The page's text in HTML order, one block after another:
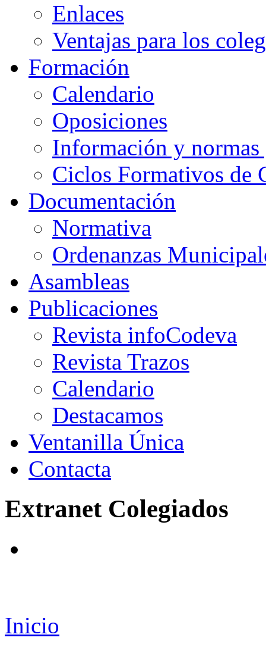
Enlaces
Ventajas para los
Formación
Calendario
Oposiciones
Información y normas
Ciclos Formativos de
Documentación
Normativa
Ordenanzas
Asambleas
Publicaciones
Revista infoCodeva
Revista Trazos
Calendario
Destacamos
Ventanilla Única
Contacta
Extranet Colegiados
Inicio